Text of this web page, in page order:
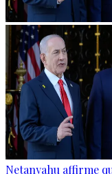
Netanyahu affirme